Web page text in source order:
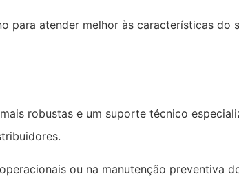
para atender melhor às características do
robustas e um suporte técnico
ou na manutenção preventiva